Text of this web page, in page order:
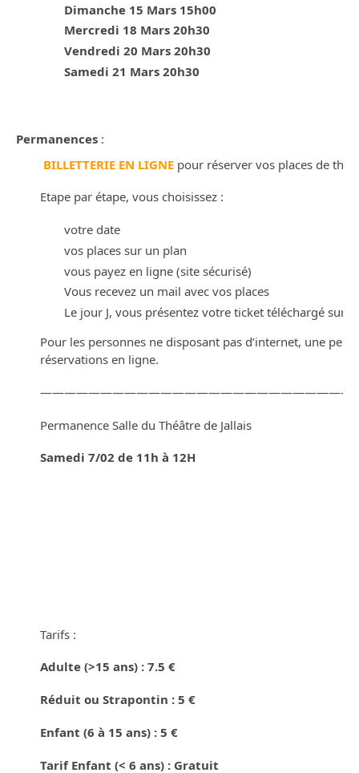
Dimanche 15 Mars 15h00
Mercredi 18 Mars 20h30
Vendredi 20 Mars 20h30
Samedi 21 Mars 20h30
Permanences :
BILLETTERIE EN LIGNE pour réserver vos places de
Etape par étape, vous choisissez :
votre date
vos places sur un plan
vous payez en ligne (site sécurisé)
Vous recevez un mail avec vos places
Le jour J, vous présentez votre ticket téléchargé sur
Pour les personnes ne disposant pas d’internet, une
réservations en ligne.
Permanence Salle du Théâtre de Jallais
Samedi 7/02 de 11h à 12H
Tarifs :
Adulte (>15 ans) : 7.5 €
Réduit ou Strapontin : 5 €
Enfant (6 à 15 ans) : 5 €
Tarif Enfant (< 6 ans) : Gratuit